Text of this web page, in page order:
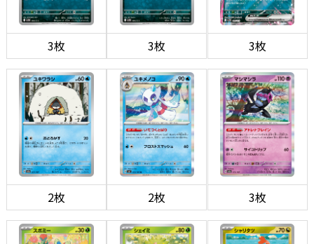
3枚 3枚 3枚
2枚 2枚 3枚